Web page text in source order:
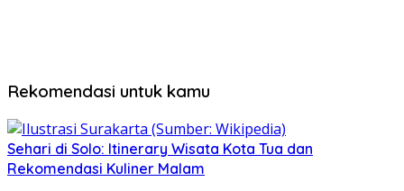
Rekomendasi untuk kamu
Sehari di Solo: Itinerary Wisata Kota Tua dan
Rekomendasi Kuliner Malam